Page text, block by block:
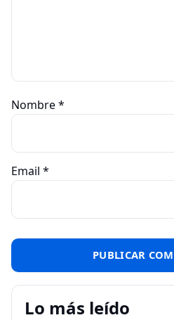
Nombre*
Email *
Lo más leído